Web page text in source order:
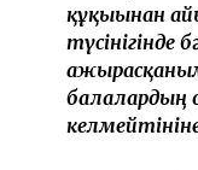
құқығынан
түсінігінде
балалардың